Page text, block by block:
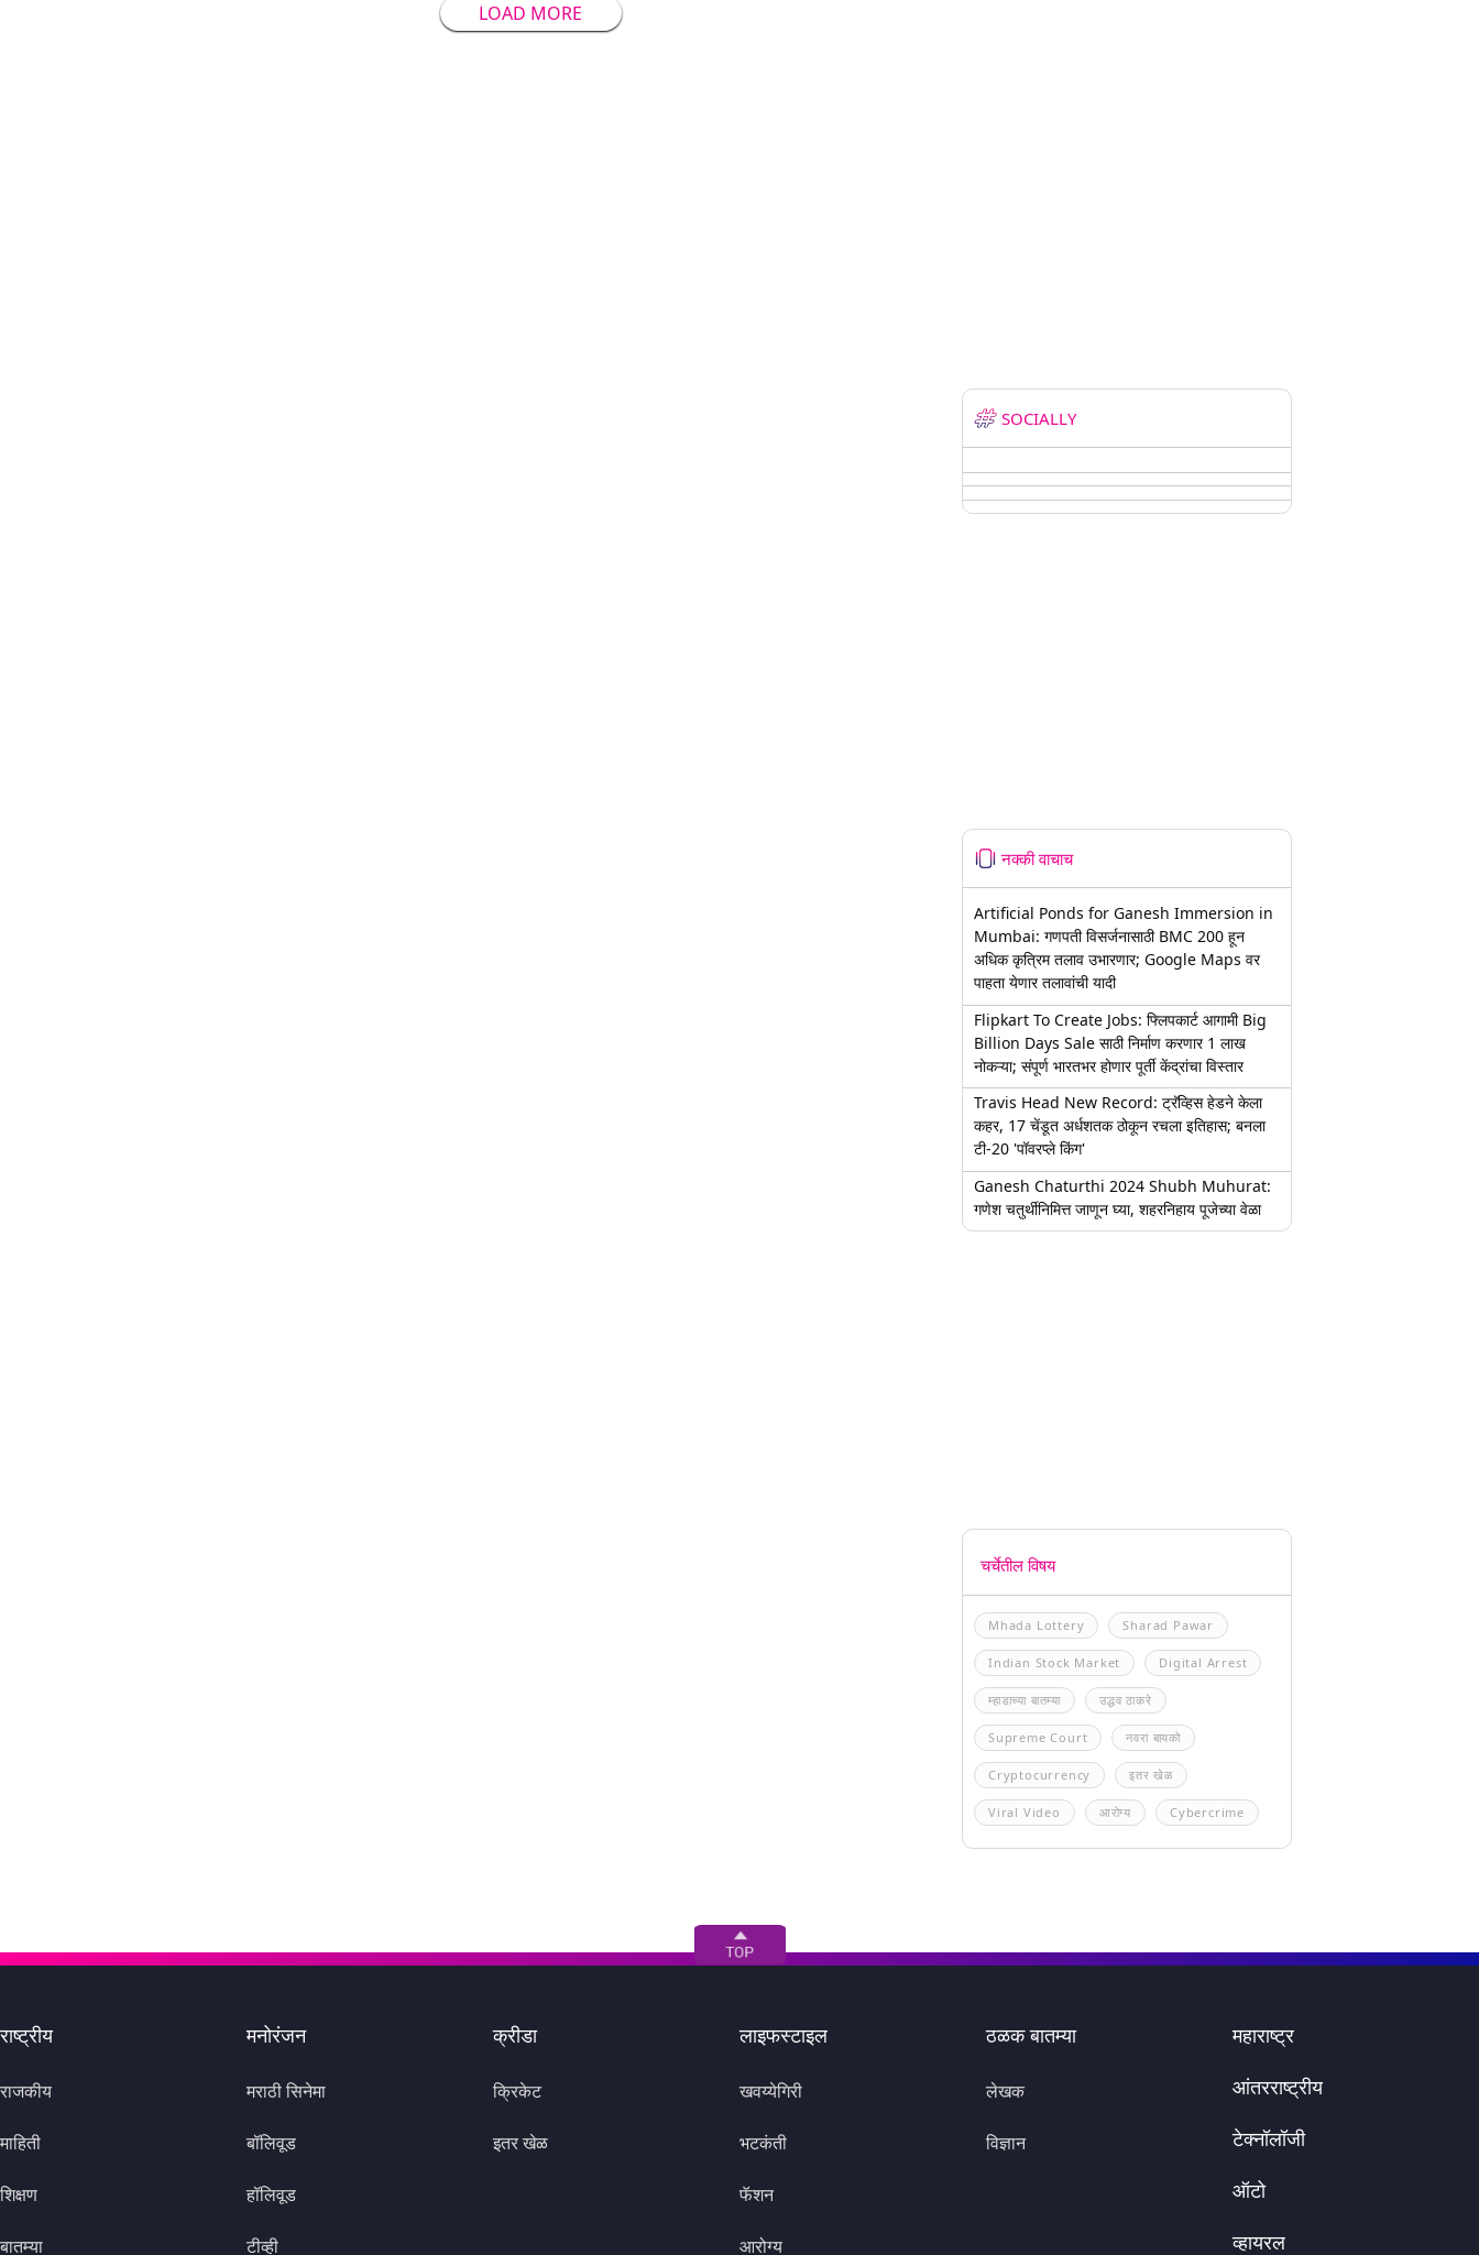
LOAD MORE
SOCIALLY
नक्की वाचाच
Artificial Ponds for Ganesh Immersion in
Mumbai: गणपती विसर्जनासाठी BMC 200 हून
अधिक कृत्रिम तलाव उभारणार; Google Maps वर
पाहता येणार तलावांची यादी
Flipkart To Create Jobs: फ्लिपकार्ट आगामी Big
Billion Days Sale साठी निर्माण करणार 1 लाख
नोकऱ्या; संपूर्ण भारतभर होणार पूर्ती केंद्रांचा विस्तार
Travis Head New Record: ट्रॅव्हिस हेडने केला
कहर, 17 चेंडूत अर्धशतक ठोकून रचला इतिहास; बनला
टी-20 'पॉवरप्ले किंग'
Ganesh Chaturthi 2024 Shubh Muhurat:
गणेश चतुर्थीनिमित्त जाणून घ्या, शहरनिहाय पूजेच्या वेळा
चर्चेतील विषय
Mhada Lottery Sharad Pawar
Indian Stock Market Digital Arrest
म्हाडाच्या बातम्या उद्धव ठाकरे
Supreme Court नवरा बायको
Cryptocurrency इतर खेळ
Viral Video आरोग्य Cybercrime
राष्ट्रीय
राजकीय
माहिती
शिक्षण
बातम्या
मनोरंजन
मराठी सिनेमा
बॉलिवूड
हॉलिवूड
टीव्ही
क्रीडा
क्रिकेट
इतर खेळ
लाइफस्टाइल
खवय्येगिरी
भटकंती
फॅशन
आरोग्य
ठळक बातम्या
लेखक
विज्ञान
महाराष्ट्र
आंतरराष्ट्रीय
टेक्नॉलॉजी
ऑटो
व्हायरल